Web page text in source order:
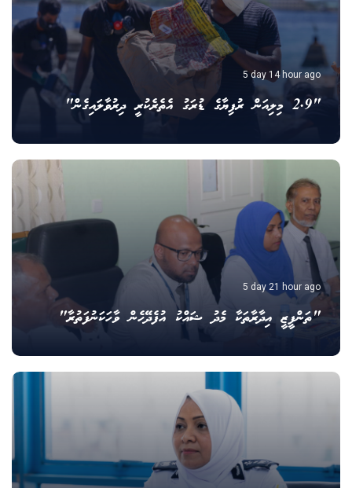
5 day 14 hour ago
"2.9 މިލިއަން ރުފިޔާގެ ޑުރަގު އެތެރެކުރީ ދިރުވާލައިގެން"
5 day 21 hour ago
"ތަންފީޒީ އިދާރާތަކާ މެދު ޝައްކު އުފެދޭހެން ވާހަކަނުފަތުރާ"